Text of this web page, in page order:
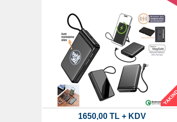
1650,00 TL + KDV